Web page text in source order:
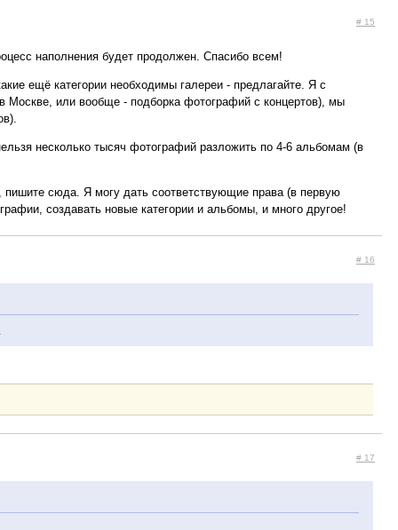
# 15
наполнения будет продолжен. Спасибо всем!
ещё категории необходимы галереи - предлагайте. Я с
Москве, или вообще - подборка фотографий с концертов), мы
несколько тысяч фотографий разложить по 4-6 альбомам (в
пишите сюда. Я могу дать соответствующие права (в первую
создавать новые категории и альбомы, и много другое!
# 16
# 17